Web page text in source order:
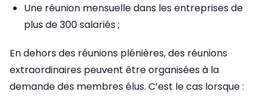
Une réunion mensuelle dans les entreprises de
plus de 300 salariés ;
En dehors des réunions plénières, des réunions
extraordinaires peuvent être organisées à la
demande des membres élus. C’est le cas lorsque :